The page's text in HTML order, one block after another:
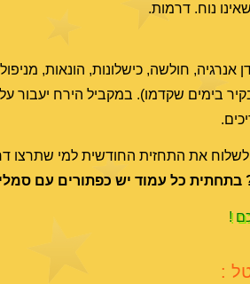
נוח. דרמות.
אנרגיה, חולשה, כישלונות, הונאות,
בימים שקדמו). במקביל הירח יעבור
לשלוח את התחזית החודשית למי שתרצו
בתחתית כל עמוד יש כפתורים עם
!
: